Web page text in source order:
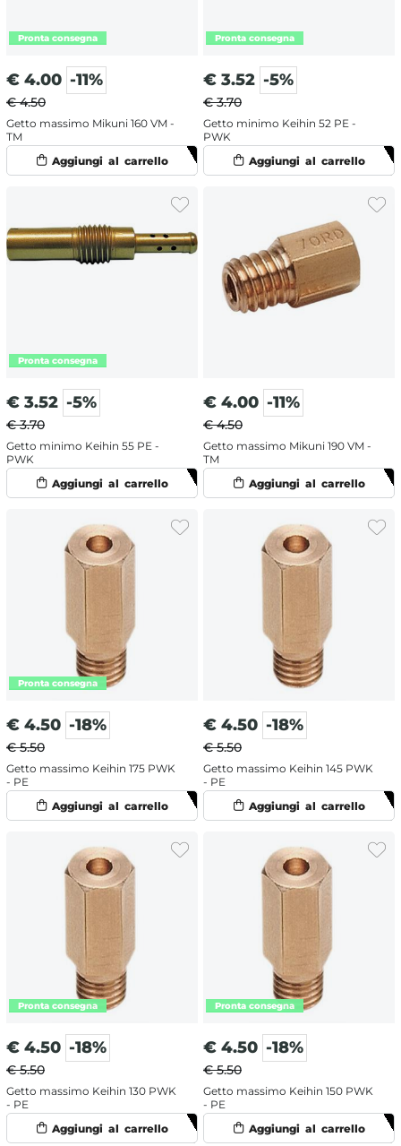
€ 4.00 -11%
€ 4.50
Getto massimo Mikuni 160 VM -
TM
€ 3.52 -5%
€ 3.70
Getto minimo Keihin 52 PE -
PWK
€ 3.52 -5%
€ 3.70
Getto minimo Keihin 55 PE -
PWK
€ 4.00 -11%
€ 4.50
Getto massimo Mikuni 190 VM -
TM
€ 4.50 -18%
€ 5.50
Getto massimo Keihin 175 PWK
- PE
€ 4.50 -18%
€ 5.50
Getto massimo Keihin 145 PWK
- PE
€ 4.50 -18%
€ 5.50
Getto massimo Keihin 130 PWK
- PE
€ 4.50 -18%
€ 5.50
Getto massimo Keihin 150 PWK
- PE